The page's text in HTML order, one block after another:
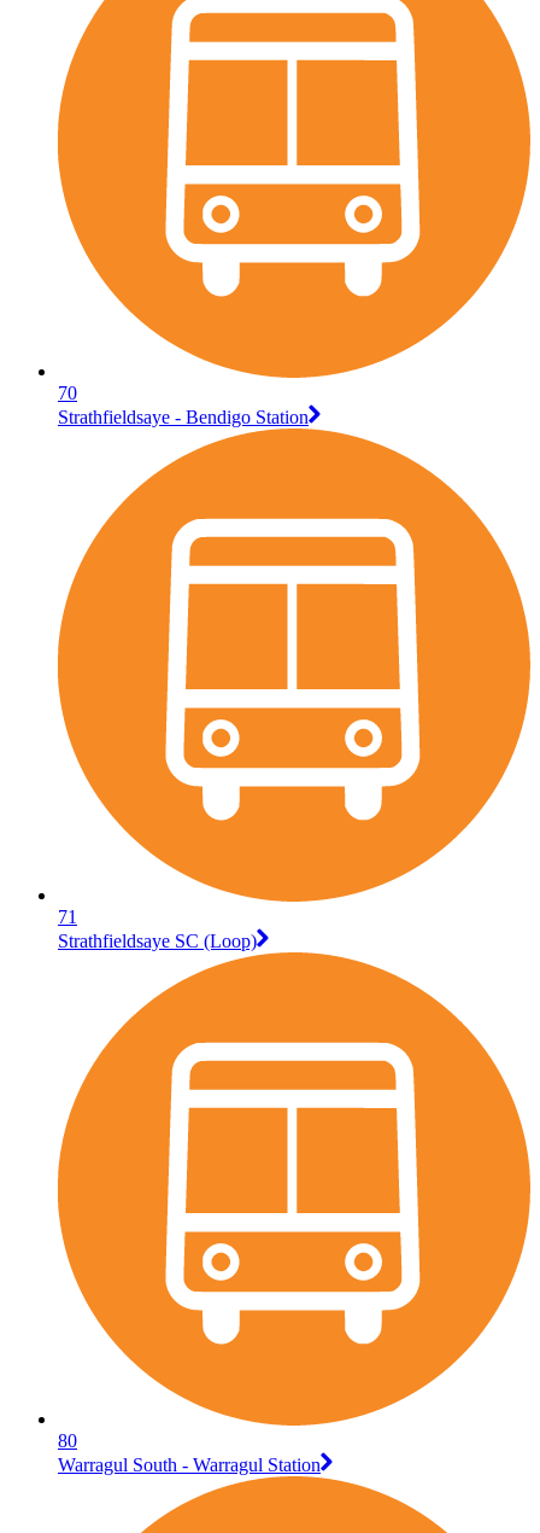
70
Strathfieldsaye - Bendigo Station
71
Strathfieldsaye SC (Loop)
80
Warragul South - Warragul Station